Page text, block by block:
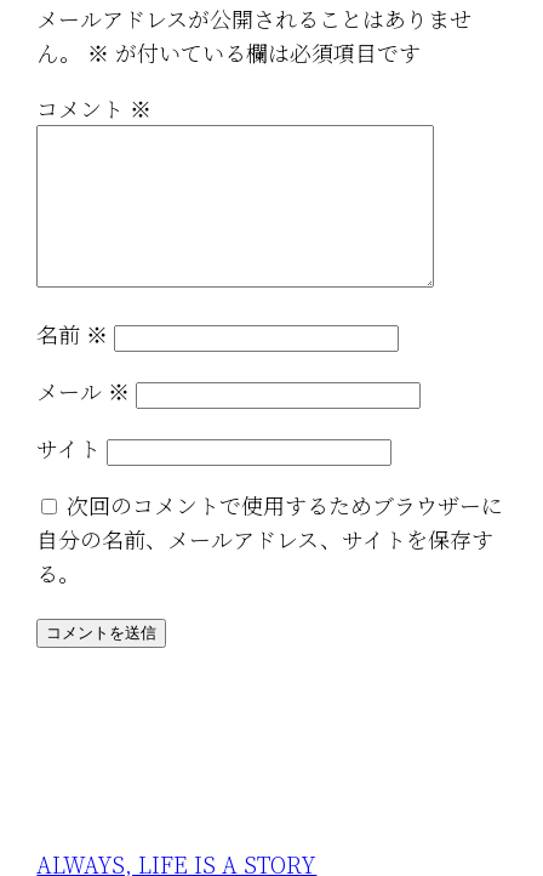
メールアドレスが公開されることはありませ
ん。
※ が付いている欄は必須項目です
コメント ※
名前 ※
メール ※
サイト
次回のコメントで使用するためブラウザーに
自分の名前、メールアドレス、サイトを保存す
る。
ALWAYS, LIFE IS A STORY